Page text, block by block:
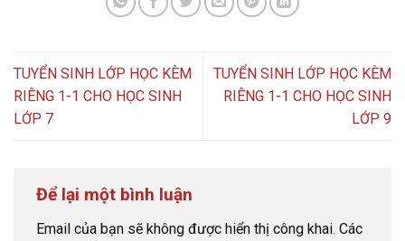
TUYỂN SINH LỚP HỌC KÈM
RIÊNG 1-1 CHO HỌC SINH
LỚP 7
TUYỂN SINH LỚP HỌC KÈM
RIÊNG 1-1 CHO HỌC SINH
LỚP 9
Để lại một bình luận
Email của bạn sẽ không được hiển thị công khai. Các